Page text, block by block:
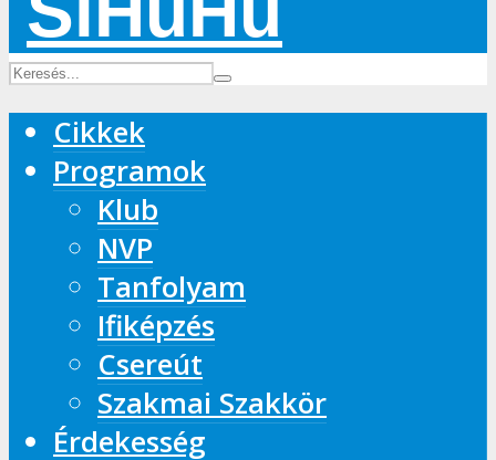
Cikkek
Programok
Klub
NVP
Tanfolyam
Ifiképzés
Csereút
Szakmai Szakkör
Érdekesség